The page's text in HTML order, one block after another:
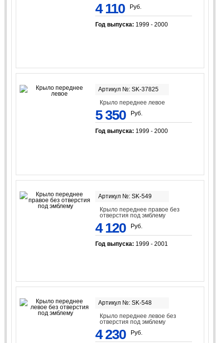
4 110 Руб.
Год выпуска: 1999 - 2000
Артикул №: SK-37825
Крыло переднее левое
5 350 Руб.
Год выпуска: 1999 - 2000
Артикул №: SK-549
Крыло переднее правое без
отверстия под эмблему
4 120 Руб.
Год выпуска: 1999 - 2001
Артикул №: SK-548
Крыло переднее левое без
отверстия под эмблему
4 230 Руб.